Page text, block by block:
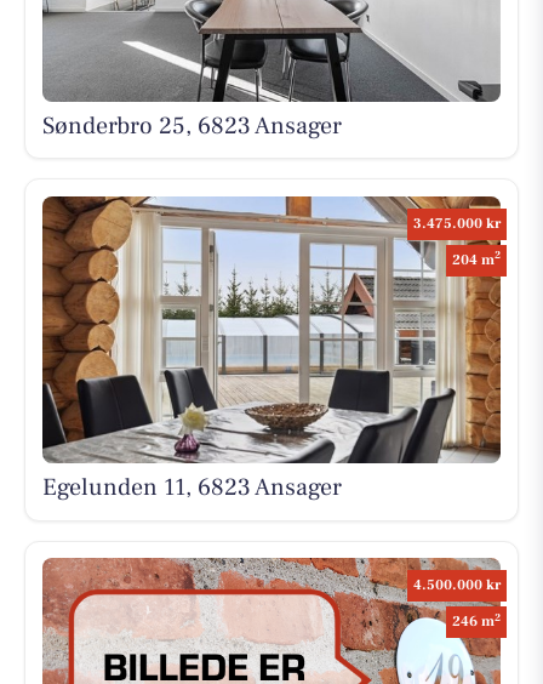
Sønderbro 25, 6823 Ansager
3.475.000 kr
204 m2
Egelunden 11, 6823 Ansager
4.500.000 kr
246 m2